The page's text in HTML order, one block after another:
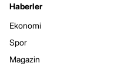
Haberler
Ekonomi
Spor
Magazin